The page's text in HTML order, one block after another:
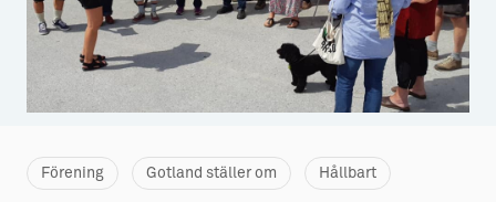
Aktiviteter
Sustainable Plejs
Hansestaden världsarv
→ Gutamål och gotländska
Allt om bostad
→ Köpa bostad
Förening Gotland ställer om Hållbart